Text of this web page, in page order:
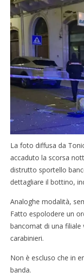
La foto diffusa da
accaduto la scorsa
distrutto sportello
dettagliare il bottino,
Analoghe modalità,
Fatto espolodere un
bancomat di una filiale
carabinieri.
Non è escluso che in
banda.